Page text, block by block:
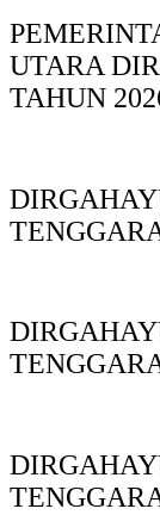
UTARA
TAHUN